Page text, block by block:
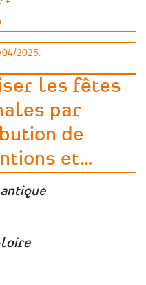
-
Formation
les
bénévoles
(2026)
2025.
les fêtes
par
de
et…
loire